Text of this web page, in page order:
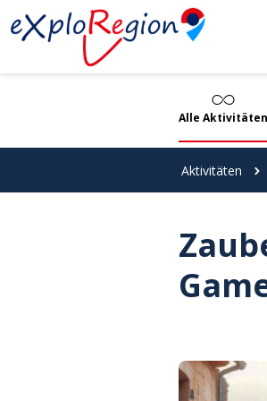
Cookie-Einstellungen
Alle Aktivitäten
Aktivitäten